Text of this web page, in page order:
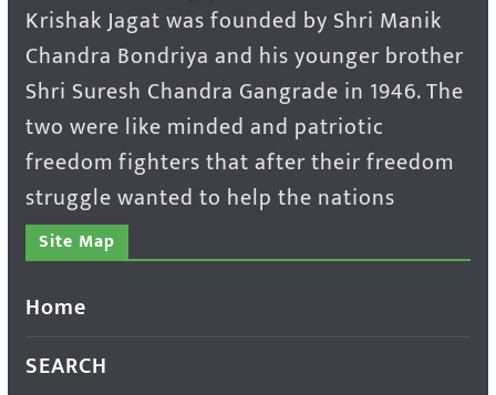
Krishak Jagat was founded by Shri Manik
Chandra Bondriya and his younger brother
Shri Suresh Chandra Gangrade in 1946. The
two were like minded and patriotic
freedom fighters that after their freedom
struggle wanted to help the nations
Site Map
Home
SEARCH